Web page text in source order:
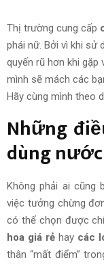
Thị trường cung cấp
phái nữ. Bởi vì khi sử
quyến rũ hơn khi gặp
mình sẽ mách các
Hãy cùng mình theo
Những
dùng
Không phải ai cũng
việc tưởng chừng
có thể chọn được
hoa giá rẻhay các
thân “mất điểm”